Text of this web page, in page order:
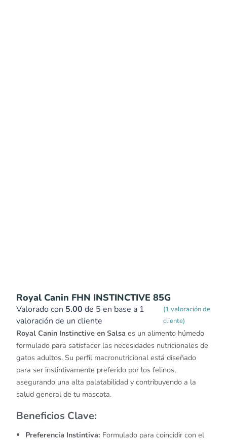
Royal Canin FHN INSTINCTIVE 85G
Valorado con 5.00 de 5 en base a 1
valoración de un cliente
(1 valoración de
cliente)
Royal Canin Instinctive en Salsa es un alimento húmedo
formulado para satisfacer las necesidades nutricionales de
gatos adultos. Su perfil macronutricional está diseñado
para ser instintivamente preferido por los felinos,
asegurando una alta palatabilidad y contribuyendo a la
salud general de tu mascota.
Beneficios Clave:
Preferencia Instintiva: Formulado para coincidir con el